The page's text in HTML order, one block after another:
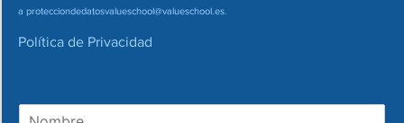
a protecciondedatosvalueschool@valueschool.es.
Política de Privacidad